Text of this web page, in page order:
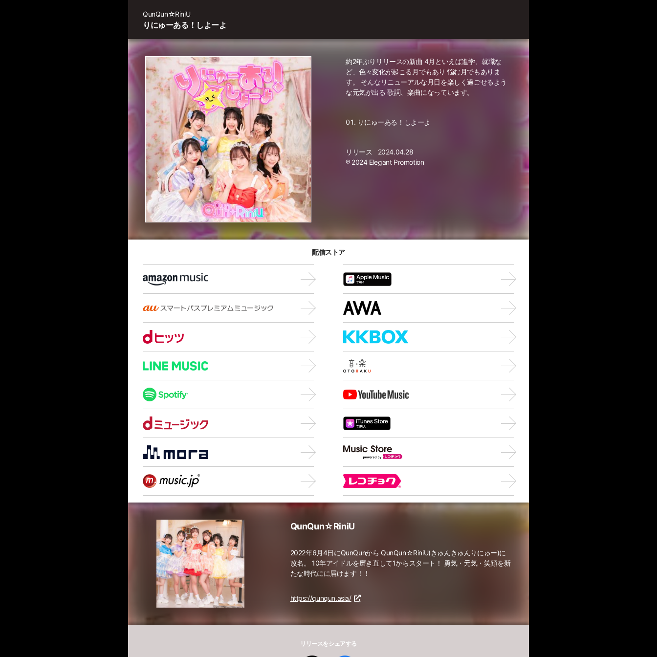
りにゅーある！しよーよ
QunQun☆RiniU
約2年ぶりリリースの新曲 4月といえば進学、就職な
ど、色々変化が起こる月でもあり 悩む月でもありま
す。 そんなリニューアルな月日を楽しく過ごせるよう
な元気が出る 歌詞、楽曲になっています。
りにゅーある！しよーよ
リリース
2024.04.28
℗ 2024 Elegant Promotion
配信ストア
QunQun☆RiniU
2022年6月4日にQunQunから QunQun☆RiniU(きゅんきゅんりにゅー)に
改名。 10年アイドルを磨き直して1からスタート！ 勇気・元気・笑顔を新
たな時代にに届けます！！
https://qunqun.asia/
リリースをシェアする